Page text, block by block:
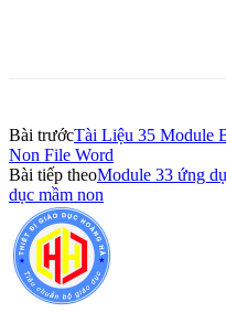
Bài trướcTài Liệu 35 Module
Non File Word
Bài tiếp theoModule 33 ứng
dục mầm non